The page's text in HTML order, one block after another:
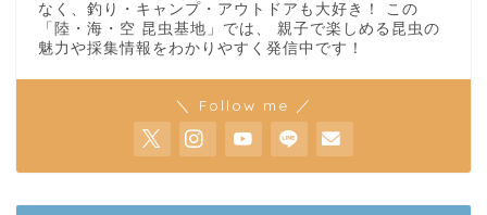
なく、釣り・キャンプ・アウトドアも大好き！ この
「陸・海・空 昆虫基地」では、 親子で楽しめる昆虫の
魅力や採集情報をわかりやすく発信中です！
＼ Follow me ／